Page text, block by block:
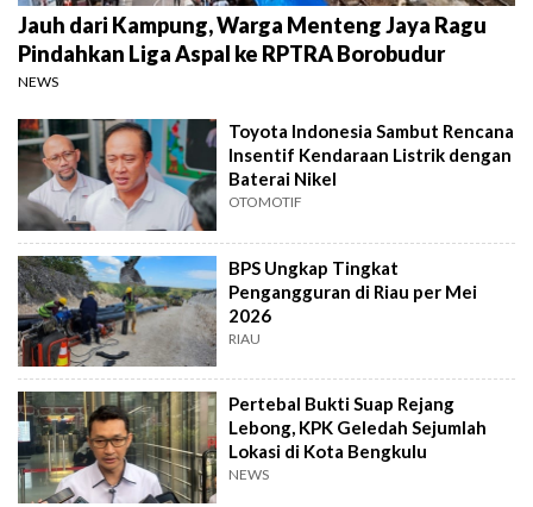
Jauh dari Kampung, Warga Menteng Jaya Ragu
Pindahkan Liga Aspal ke RPTRA Borobudur
NEWS
Toyota Indonesia Sambut Rencana
Insentif Kendaraan Listrik dengan
Baterai Nikel
OTOMOTIF
BPS Ungkap Tingkat
Pengangguran di Riau per Mei
2026
RIAU
Pertebal Bukti Suap Rejang
Lebong, KPK Geledah Sejumlah
Lokasi di Kota Bengkulu
NEWS